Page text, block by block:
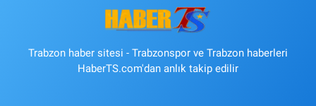
Trabzon haber sitesi - Trabzonspor ve Trabzon haberleri
HaberTS.com'dan anlık takip edilir